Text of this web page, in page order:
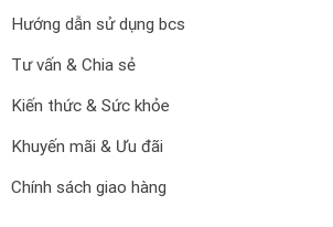
Hướng dẫn sử dụng bcs
Tư vấn & Chia sẻ
Kiến thức & Sức khỏe
Khuyến mãi & Ưu đãi
Chính sách giao hàng